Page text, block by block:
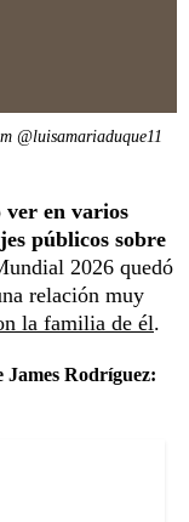
@luisamariaduque11
ver en varios
públicos sobre
2026 quedó
relación muy
la familia de él.
James Rodríguez: